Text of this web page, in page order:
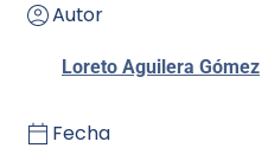
Autor
Loreto Aguilera Gómez
Fecha